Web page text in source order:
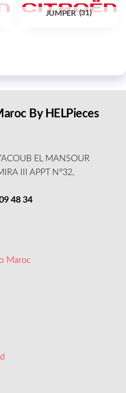
JUMPER(31)
By HELPieces
EL MANSOUR
III APPT N°32,
48 34
Maroc